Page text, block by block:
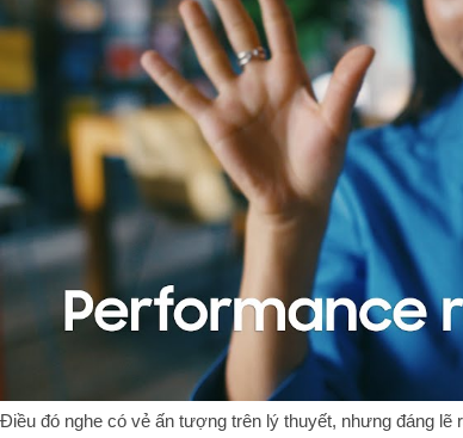
Điều đó nghe có vẻ ấn tượng trên lý thuyết, nhưng đáng lẽ